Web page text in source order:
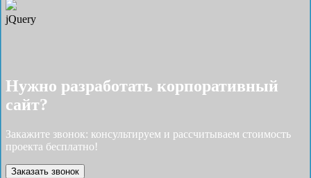
jQuery
Нужно разработать корпоративный
сайт?
Закажите звонок: консультируем и рассчитываем стоимость
проекта бесплатно!
Заказать звонок